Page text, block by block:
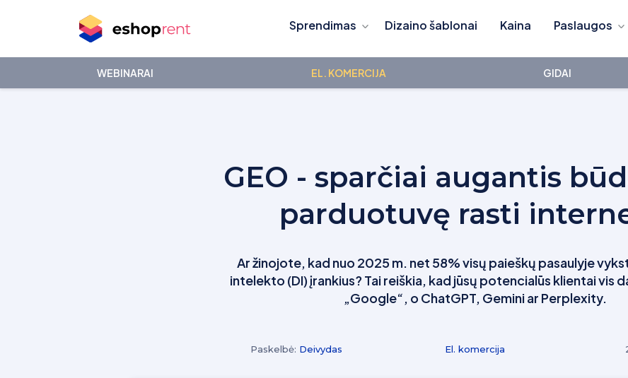
Sprendimas Dizaino šablonai Kaina Paslaugos
WEBINARAI EL. KOMERCIJA GIDAI
GEO - sparčiai augantis
parduotuvę rasti
Ar žinojote, kad nuo 2025 m. net 58% visų paieškų pasaulyje
intelekto (DI) įrankius? Tai reiškia, kad jūsų potencialūs klientai vis
„Google“, o ChatGPT, Gemini ar Perplexity.
El. komercija
Paskelbė: Deivydas